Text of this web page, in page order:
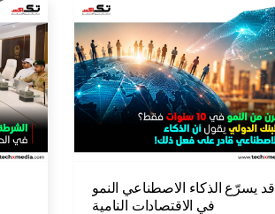
قد يسرّع الذكاء الاصطناعي النمو
في الاقتصادات النامية